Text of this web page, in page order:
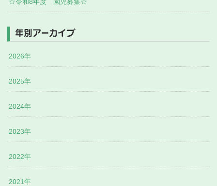
年別アーカイブ
2026年
2025年
2024年
2023年
2022年
2021年